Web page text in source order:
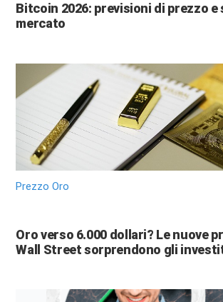
Bitcoin 2026: previsioni di prezzo e
mercato
Prezzo Oro
Oro verso 6.000 dollari? Le nuove
Wall Street sorprendono gli